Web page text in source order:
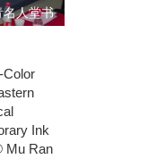
名人堂书
Color
Ink
Mu Ran